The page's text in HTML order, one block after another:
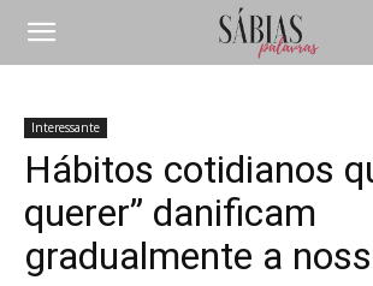
Interessante
Hábitos cotidianos
querer” danificam
gradualmente a